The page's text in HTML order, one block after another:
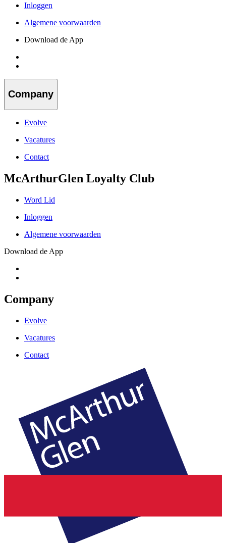
Inloggen
Algemene voorwaarden
Download de App
Company
Evolve
Vacatures
Contact
McArthurGlen Loyalty Club
Word Lid
Inloggen
Algemene voorwaarden
Download de App
Company
Evolve
Vacatures
Contact